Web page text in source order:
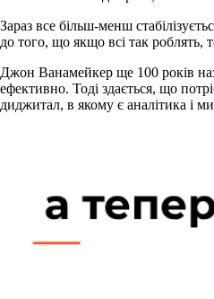
Зараз все більш-менш
до того, що якщо всі так роблять,
Джон Ванамейкер ще 100 років
ефективно. Тоді здається, що
диджитал, в якому є аналітика і